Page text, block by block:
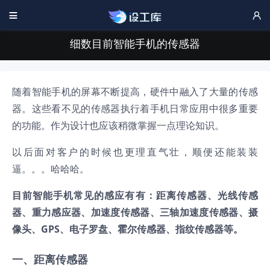
 
细数目前智能手机的传感器
随着智能手机的屏幕不断提高，硬件中融入了大量的传感
器。这些看不见的传感器执行着手机日常应用中很多重要
的功能。作为设计也应该稍微掌握一点理论知识。
以后面对客户的时候也更理直气壮，顺便还能装装
逼。。。哈哈哈。
目前智能手机常见的感应有有：距离传感器、光线传感
器、重力感应器、加速度传感器、三轴加速度传感器、摄
像头、GPS、电子罗盘、霍尔传感器、指纹传感器等。
一、距离传感器